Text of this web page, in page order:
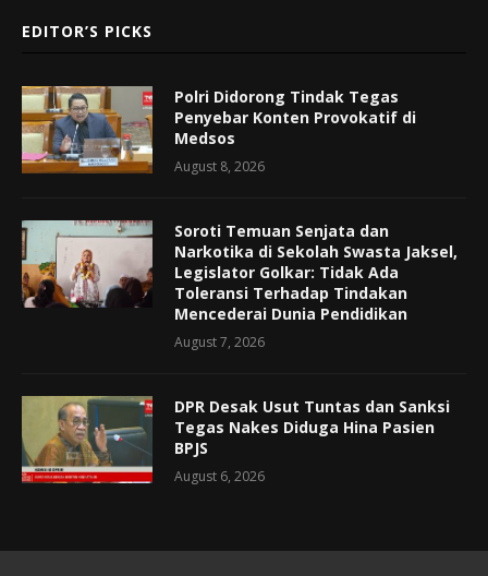
EDITOR’S PICKS
Polri Didorong Tindak Tegas
Penyebar Konten Provokatif di
Medsos
August 8, 2026
Soroti Temuan Senjata dan
Narkotika di Sekolah Swasta Jaksel,
Legislator Golkar: Tidak Ada
Toleransi Terhadap Tindakan
Mencederai Dunia Pendidikan
August 7, 2026
DPR Desak Usut Tuntas dan Sanksi
Tegas Nakes Diduga Hina Pasien
BPJS
August 6, 2026